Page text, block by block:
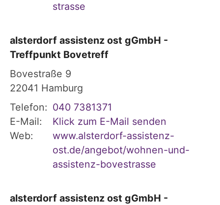
strasse
alsterdorf assistenz ost gGmbH -
Treffpunkt Bovetreff
Bovestraße 9
22041 Hamburg
Telefon: 040 7381371
E-Mail:
Klick zum E-Mail senden
Web:
www.alsterdorf-assistenz-
ost.de/angebot/wohnen-und-
assistenz-bovestrasse
alsterdorf assistenz ost gGmbH -